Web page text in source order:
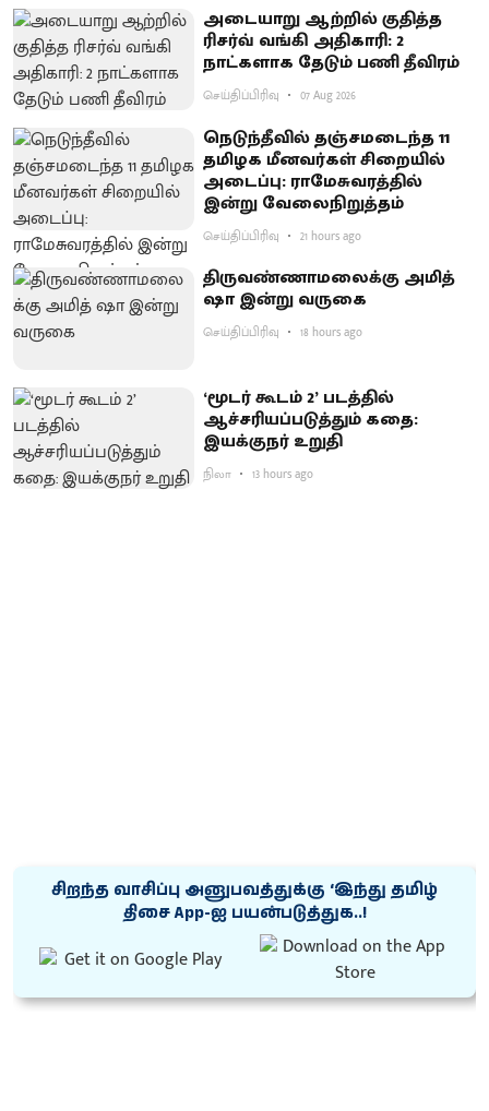
அடையாறு ஆற்றில் குதித்த
ரிசர்வ் வங்கி அதிகாரி: 2
நாட்களாக தேடும் பணி தீவிரம்
செய்திப்பிரிவு 07 Aug 2026
நெடுந்தீவில் தஞ்சமடைந்த 11
தமிழக மீனவர்கள் சிறையில்
அடைப்பு: ராமேசுவரத்தில்
இன்று வேலைநிறுத்தம்
செய்திப்பிரிவு 21 hours ago
திருவண்ணாமலைக்கு அமித்
ஷா இன்று வருகை
செய்திப்பிரிவு 18 hours ago
‘மூடர் கூடம் 2’ படத்தில்
ஆச்சரியப்படுத்​தும் கதை:
இயக்குநர் உறுதி
நிலா 13 hours ago
சிறந்த வாசிப்பு அனுபவத்துக்கு ‘இந்து தமிழ்
திசை App-ஐ பயன்படுத்துக..!